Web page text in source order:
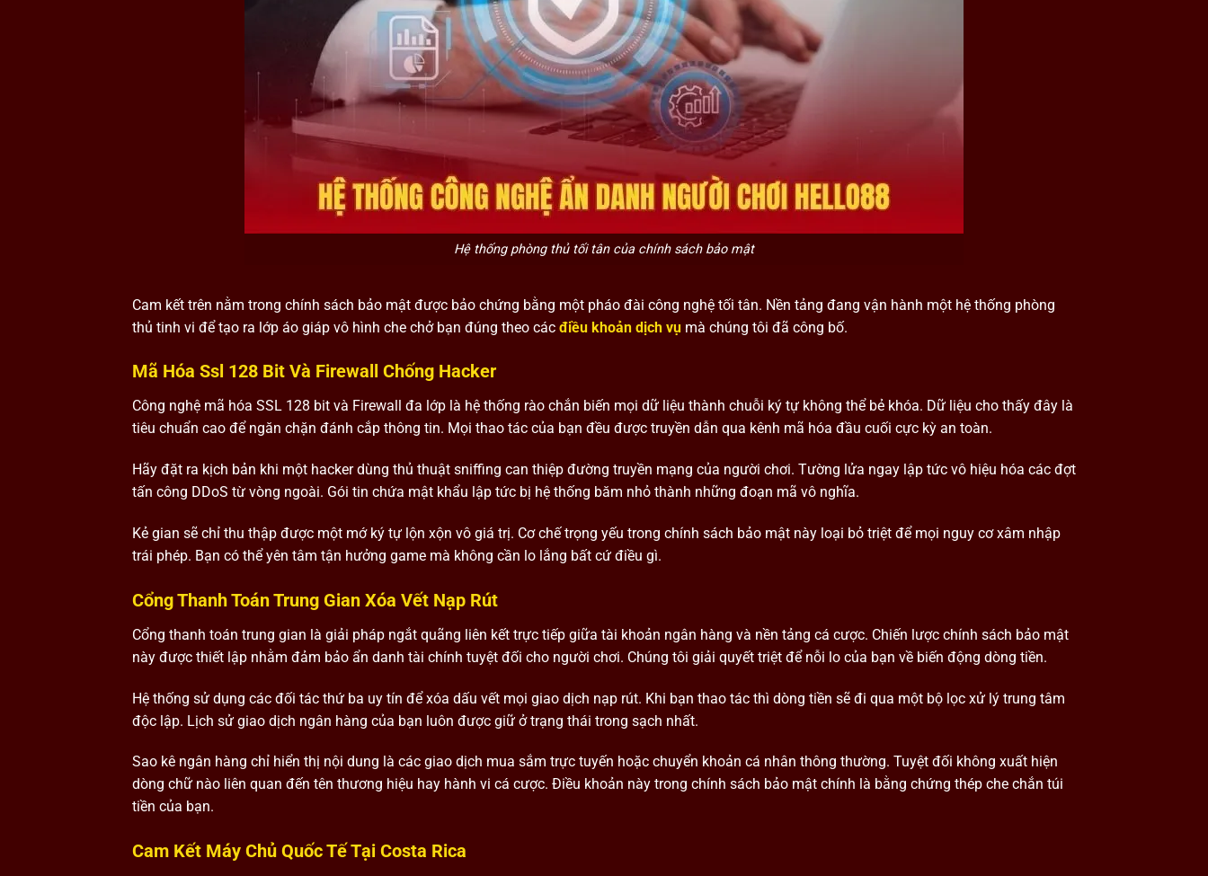
Hệ thống phòng thủ tối tân của chính sách bảo mật
Cam kết trên nằm trong chính sách bảo mật được bảo chứng bằng một pháo đài công nghệ tối tân. Nền tảng đang vận hành một hệ thống phòng
thủ tinh vi để tạo ra lớp áo giáp vô hình che chở bạn đúng theo các điều khoản dịch vụ mà chúng tôi đã công bố.
Mã Hóa Ssl 128 Bit Và Firewall Chống Hacker
Công nghệ mã hóa SSL 128 bit và Firewall đa lớp là hệ thống rào chắn biến mọi dữ liệu thành chuỗi ký tự không thể bẻ khóa. Dữ liệu cho thấy đây là
tiêu chuẩn cao để ngăn chặn đánh cắp thông tin. Mọi thao tác của bạn đều được truyền dẫn qua kênh mã hóa đầu cuối cực kỳ an toàn.
Hãy đặt ra kịch bản khi một hacker dùng thủ thuật sniffing can thiệp đường truyền mạng của người chơi. Tường lửa ngay lập tức vô hiệu hóa các đợt
tấn công DDoS từ vòng ngoài. Gói tin chứa mật khẩu lập tức bị hệ thống băm nhỏ thành những đoạn mã vô nghĩa.
Kẻ gian sẽ chỉ thu thập được một mớ ký tự lộn xộn vô giá trị. Cơ chế trọng yếu trong chính sách bảo mật này loại bỏ triệt để mọi nguy cơ xâm nhập
trái phép. Bạn có thể yên tâm tận hưởng game mà không cần lo lắng bất cứ điều gì.
Cổng Thanh Toán Trung Gian Xóa Vết Nạp Rút
Cổng thanh toán trung gian là giải pháp ngắt quãng liên kết trực tiếp giữa tài khoản ngân hàng và nền tảng cá cược. Chiến lược chính sách bảo mật
này được thiết lập nhằm đảm bảo ẩn danh tài chính tuyệt đối cho người chơi. Chúng tôi giải quyết triệt để nỗi lo của bạn về biến động dòng tiền.
Hệ thống sử dụng các đối tác thứ ba uy tín để xóa dấu vết mọi giao dịch nạp rút. Khi bạn thao tác thì dòng tiền sẽ đi qua một bộ lọc xử lý trung tâm
độc lập. Lịch sử giao dịch ngân hàng của bạn luôn được giữ ở trạng thái trong sạch nhất.
Sao kê ngân hàng chỉ hiển thị nội dung là các giao dịch mua sắm trực tuyến hoặc chuyển khoản cá nhân thông thường. Tuyệt đối không xuất hiện
dòng chữ nào liên quan đến tên thương hiệu hay hành vi cá cược. Điều khoản này trong chính sách bảo mật chính là bằng chứng thép che chắn túi
tiền của bạn.
Cam Kết Máy Chủ Quốc Tế Tại Costa Rica